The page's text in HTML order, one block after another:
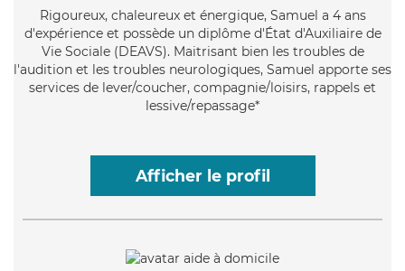
Rigoureux, chaleureux et énergique, Samuel a 4 ans
d'expérience et possède un diplôme d'État d'Auxiliaire de
Vie Sociale (DEAVS). Maitrisant bien les troubles de
l'audition et les troubles neurologiques, Samuel apporte ses
services de lever/coucher, compagnie/loisirs, rappels et
lessive/repassage*
Afficher le profil